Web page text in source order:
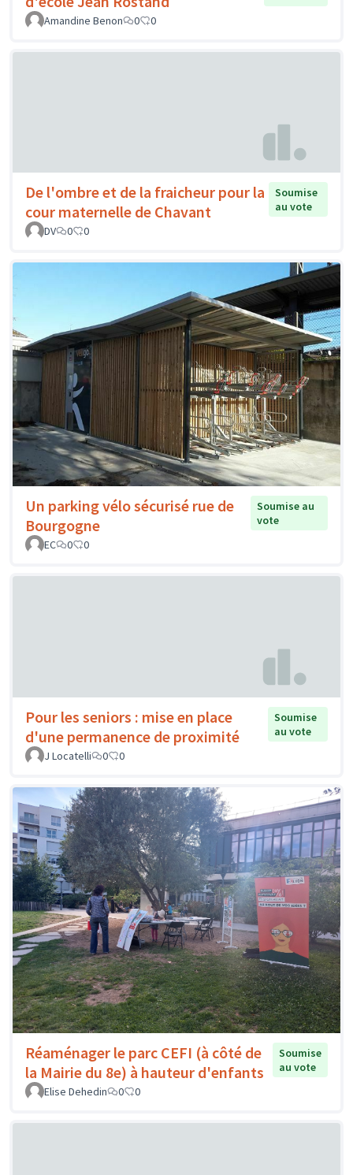
Amandine Benon
0 0
De l'ombre et de la fraicheur pour la
cour maternelle de Chavant
Soumise
au vote
DV
0 0
Un parking vélo sécurisé rue de
Bourgogne
Soumise au
vote
EC
0 0
Pour les seniors : mise en place
d'une permanence de proximité
Soumise
au vote
J Locatelli
0 0
Réaménager le parc CEFI (à côté de
la Mairie du 8e) à hauteur d'enfants
Soumise
au vote
Elise Dehedin
0 0